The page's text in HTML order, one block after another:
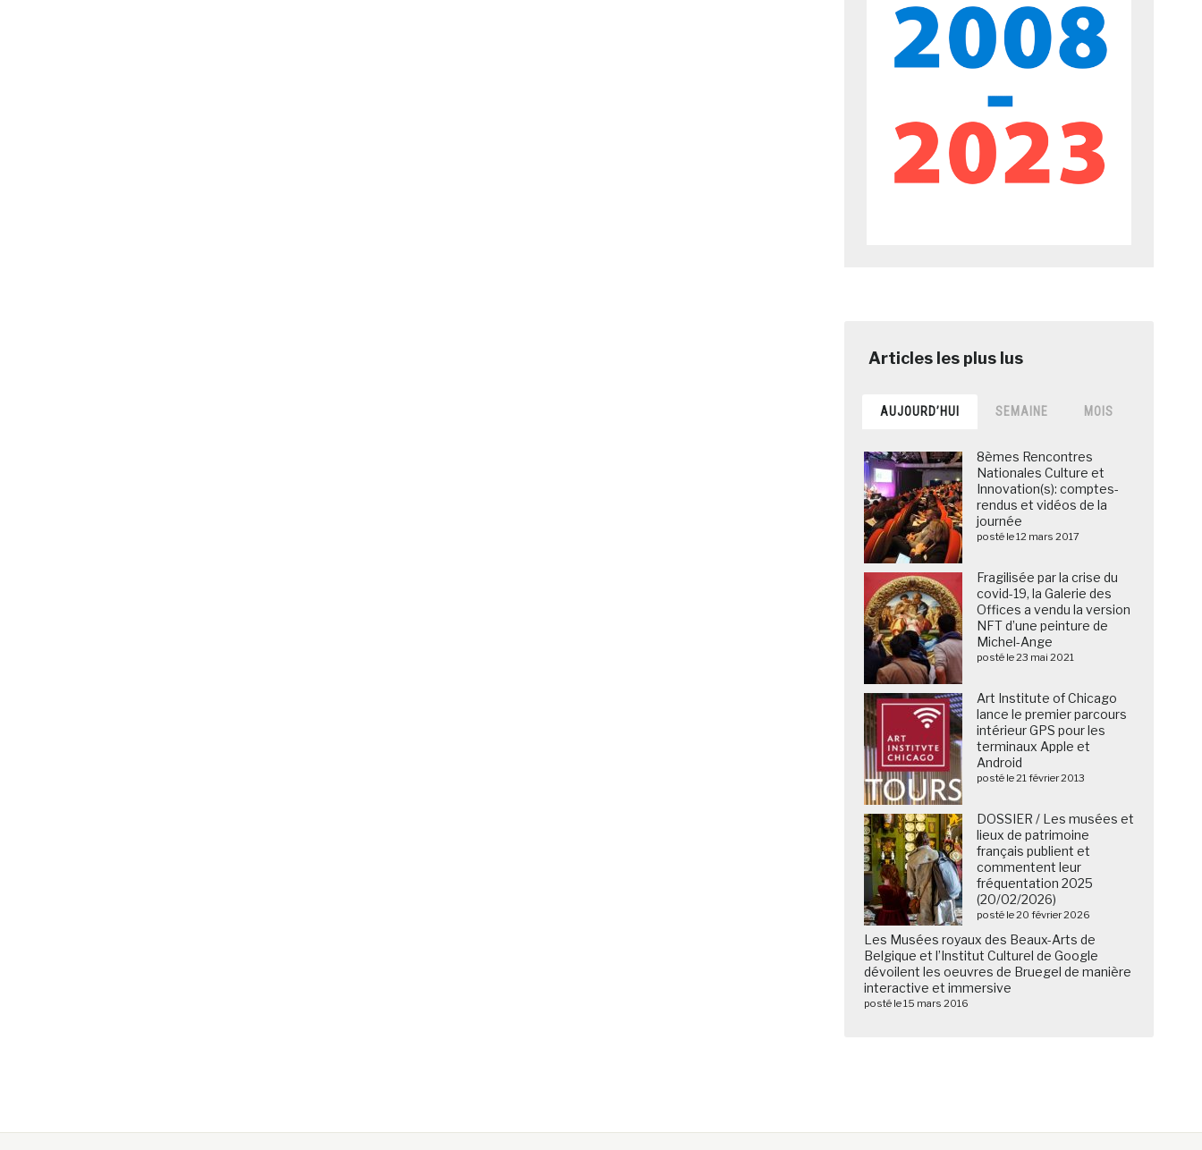
AUJOURD’HUI SEMAINE MOIS
8èmes Rencontres
Nationales Culture et
Innovation(s): comptes-
rendus et vidéos de la
journée
posté le 12 mars 2017
Fragilisée par la crise du
covid-19, la Galerie des
Offices a vendu la version
NFT d’une peinture de
Michel-Ange
posté le 23 mai 2021
Art Institute of Chicago
lance le premier parcours
intérieur GPS pour les
terminaux Apple et
Android
posté le 21 février 2013
DOSSIER / Les musées et
lieux de patrimoine
français publient et
commentent leur
fréquentation 2025
(20/02/2026)
posté le 20 février 2026
Les Musées royaux des Beaux-Arts de
Belgique et l’Institut Culturel de Google
dévoilent les oeuvres de Bruegel de manière
interactive et immersive
posté le 15 mars 2016